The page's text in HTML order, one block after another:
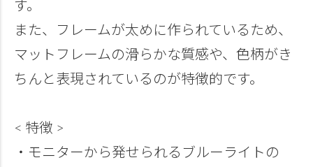
す。
また、フレームが太めに作られているため、
マットフレームの滑らかな質感や、色柄がき
ちんと表現されているのが特徴的です。
< 特徴 >
・モニターから発せられるブルーライトの